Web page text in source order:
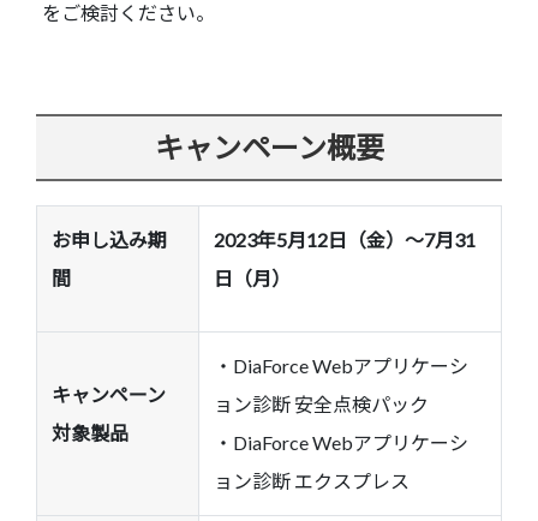
をご検討ください。
キャンペーン概要
お申し込み期
間
2023年5月12日（金）～7月31
日（月）
キャンペーン
対象製品
・DiaForce Webアプリケーシ
ョン診断 安全点検パック
・DiaForce Webアプリケーシ
ョン診断 エクスプレス